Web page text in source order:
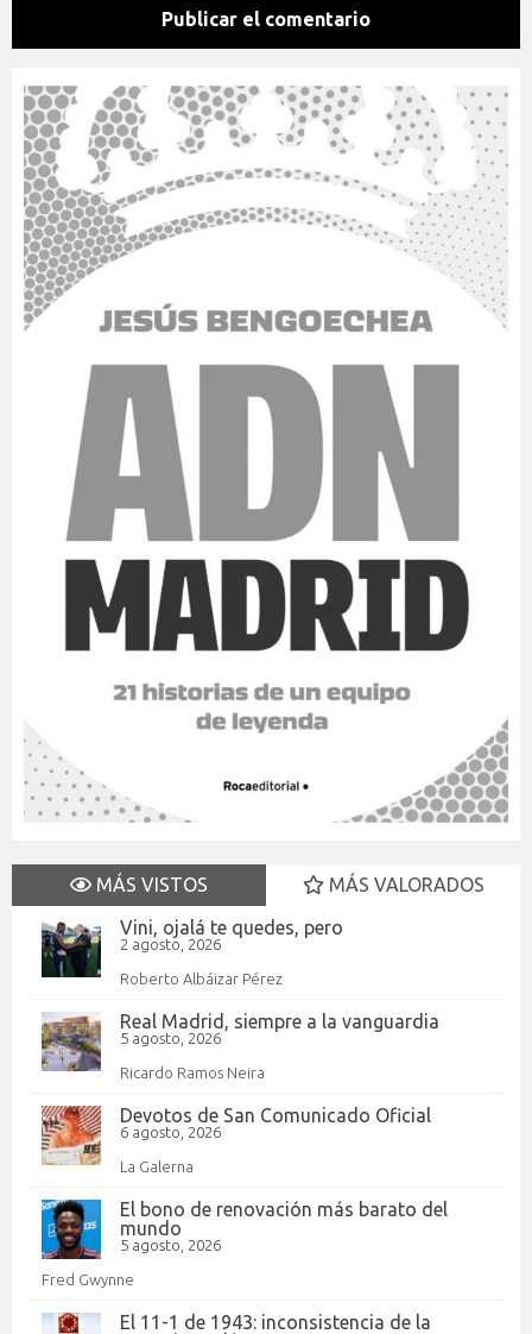
MÁS VISTOS
MÁS VALORADOS
Vini, ojalá te quedes, pero
2 agosto, 2026
Roberto Albáizar Pérez
Real Madrid, siempre a la vanguardia
5 agosto, 2026
Ricardo Ramos Neira
Devotos de San Comunicado Oficial
6 agosto, 2026
La Galerna
El bono de renovación más barato del
mundo
5 agosto, 2026
Fred Gwynne
El 11-1 de 1943: inconsistencia de la